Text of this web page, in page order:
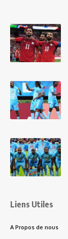
Liens Utiles
A Propos de nous